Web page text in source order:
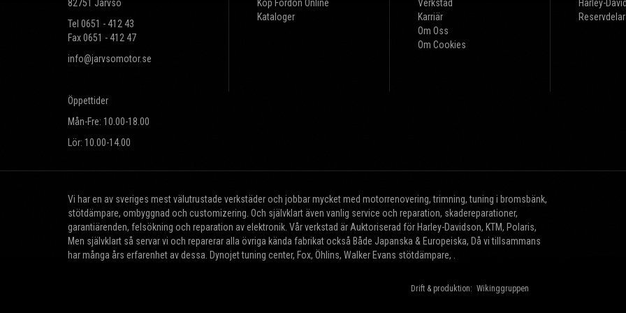
82751 Järvsö
Tel 0651 - 412 43
Fax 0651 - 412 47
info@jarvsomotor.se
Öppettider
Mån-Fre: 10.00-18.00
Lör: 10.00-14.00
Köp Fordon Online
Kataloger
Verkstad
Karriär
Om Oss
Om Cookies
Harley-
Reservdelar
Vi har en av sveriges mest välutrustade verkstäder och jobbar mycket med motorrenovering, trimning, tuning i bromsbänk,
stötdämpare, ombyggnad och customizering. Och självklart även vanlig service och reparation, skadereparationer,
garantiärenden, felsökning och reparation av elektronik. Vår verkstad är Auktoriserad för Harley-Davidson, KTM, Polaris,
Men självklart så servar vi och reparerar alla övriga kända fabrikat också Både Japanska & Europeiska, Då vi tillsammans
har många års erfarenhet av dessa. Dynojet tuning center, Fox, Öhlins, Walker Evans stötdämpare, .
Drift & produktion: Wikinggruppen